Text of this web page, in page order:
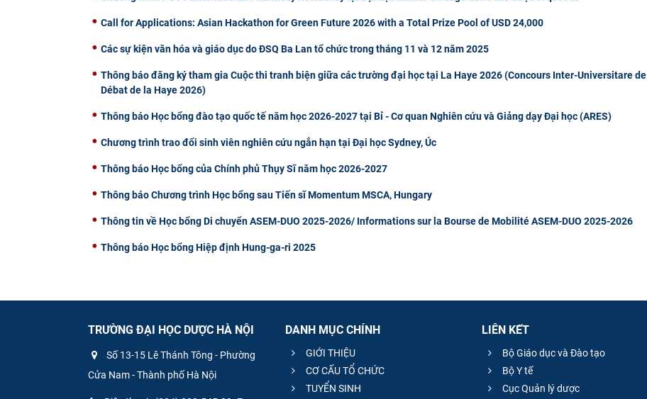
Call for Applications: Asian Hackathon for Green Future 2026 with a Total Prize Pool of USD 24,000
Các sự kiện văn hóa và giáo dục do ĐSQ Ba Lan tổ chức trong tháng 11 và 12 năm 2025
Thông báo đăng ký tham gia Cuộc thi tranh biện giữa các trường đại học tại La Haye 2026 (Concours Inter-Universitare de
Débat de la Haye 2026)
Thông báo Học bổng đào tạo quốc tế năm học 2026-2027 tại Bỉ - Cơ quan Nghiên cứu và Giảng dạy Đại học (ARES)
Chương trình trao đổi sinh viên nghiên cứu ngắn hạn tại Đại học Sydney, Úc
Thông báo Học bổng của Chính phủ Thụy Sĩ năm học 2026-2027
Thông báo Chương trình Học bổng sau Tiến sĩ Momentum MSCA, Hungary
Thông tin về Học bổng Di chuyển ASEM-DUO 2025-2026/ Informations sur la Bourse de Mobilité ASEM-DUO 2025-2026
Thông báo Học bổng Hiệp định Hung-ga-ri 2025
TRƯỜNG ĐẠI HỌC DƯỢC HÀ NỘI
Số 13-15 Lê Thánh Tông - Phường
Cửa Nam - Thành phố Hà Nội
DANH MỤC CHÍNH
GIỚI THIỆU
CƠ CẤU TỔ CHỨC
TUYỂN SINH
LIÊN KẾT
Bộ Giáo dục và Đào tạo
Bộ Y tế
Cục Quản lý dược